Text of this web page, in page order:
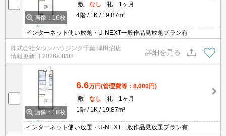
画像：16枚
敷
なし 礼
1ヶ月
4階
1K 19.87m²
インターネット使い放題・U-NEXT一般作品見放題プラン有
株式会社タウンハウジング千葉 津田沼店
情報更新日 2026/08/08
詳細を見る
画像：18枚
6.6万円(管理費等：8,000円)
敷
なし 礼
1ヶ月
1階
1K 19.87m²
インターネット使い放題・U-NEXT一般作品見放題プラン有